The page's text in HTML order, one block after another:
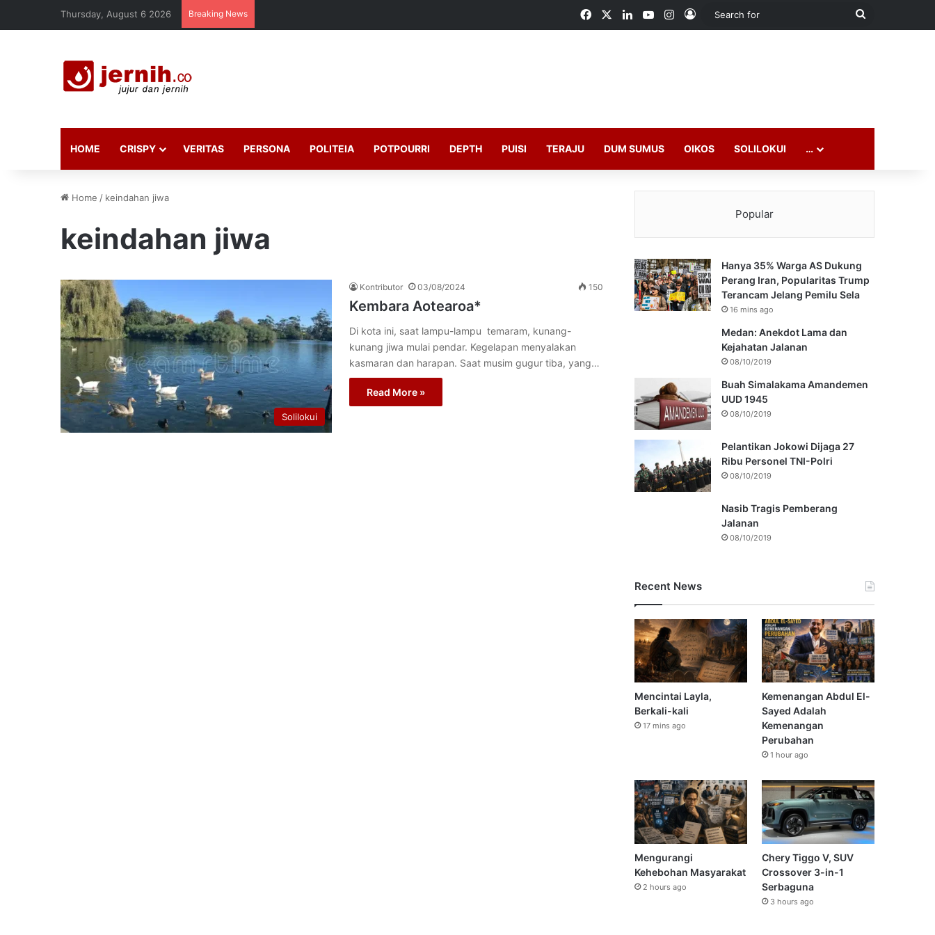
Thursday, August 6 2026 Breaking News FacebookLinkedInYouTubeInstagram
Log In
Search
HOME CRISPY VERITAS PERSONA POLITEIA POTPOURRI DEPTH PUISI TERAJU DUM SUMUS OIKOS SOLILOKUI …
Home / keindahan jiwa
keindahan jiwa
Solilokui
Kontributor 03/08/2024 150
Kembara Aotearoa*
Di kota ini, saat lampu-lampu temaram, kunang-
kunang jiwa mulai pendar. Kegelapan menyalakan
kasmaran dan harapan. Saat musim gugur tiba, yang…
Read More »
Popular
Hanya 35% Warga AS Dukung
Perang Iran, Popularitas Trump
Terancam Jelang Pemilu Sela
16 mins ago
Medan: Anekdot Lama dan
Kejahatan Jalanan
08/10/2019
Buah Simalakama Amandemen
UUD 1945
08/10/2019
Pelantikan Jokowi Dijaga 27
Ribu Personel TNI-Polri
08/10/2019
Nasib Tragis Pemberang
Jalanan
08/10/2019
Recent News
Mencintai Layla,
Berkali-kali
17 mins ago
Kemenangan Abdul El-
Sayed Adalah
Kemenangan
Perubahan
1 hour ago
Mengurangi
Kehebohan Masyarakat
2 hours ago
Chery Tiggo V, SUV
Crossover 3-in-1
Serbaguna
3 hours ago